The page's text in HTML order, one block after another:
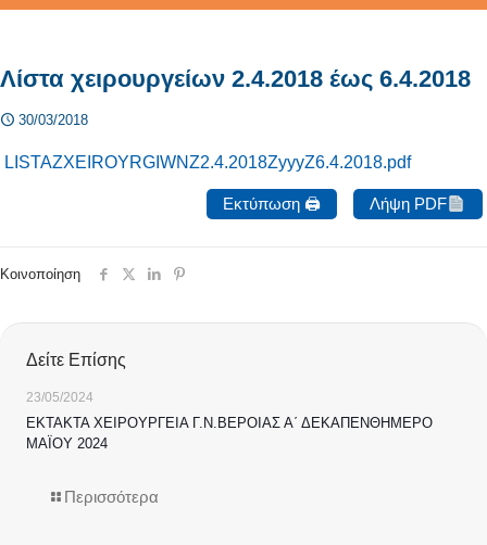
Λίστα χειρουργείων 2.4.2018 έως 6.4.2018
30/03/2018
LISTAZXEIROYRGIWNZ2.4.2018ZyyyZ6.4.2018.pdf
Εκτύπωση 🖨 Λήψη PDF
Κοινοποίηση
Δείτε Επίσης
23/05/2024
ΕΚΤΑΚΤΑ ΧΕΙΡΟΥΡΓΕΙΑ Γ.Ν.ΒΕΡΟΙΑΣ Α΄ ΔΕΚΑΠΕΝΘΗΜΕΡΟ
ΜΑΪΟΥ 2024
Περισσότερα